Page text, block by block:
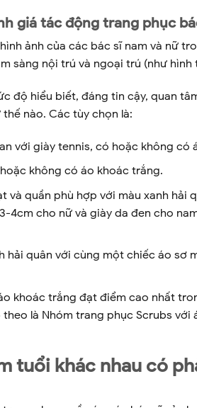
giá tác động trang phục
ảnh của các bác sĩ nam và nữ
sàng nội trú và ngoại trú (như hình
độ hiểu biết, đáng tin cậy, quan
nào. Các tùy chọn là:
với giày tennis, có hoặc không có
không có áo khoác trắng.
và quần phù hợp với màu xanh hải
cho nữ và giày da đen cho
hải quân với cùng một chiếc áo sơ
khoác trắng đạt điểm cao nhất
là Nhóm trang phục Scrubs
tuổi khác nhau có